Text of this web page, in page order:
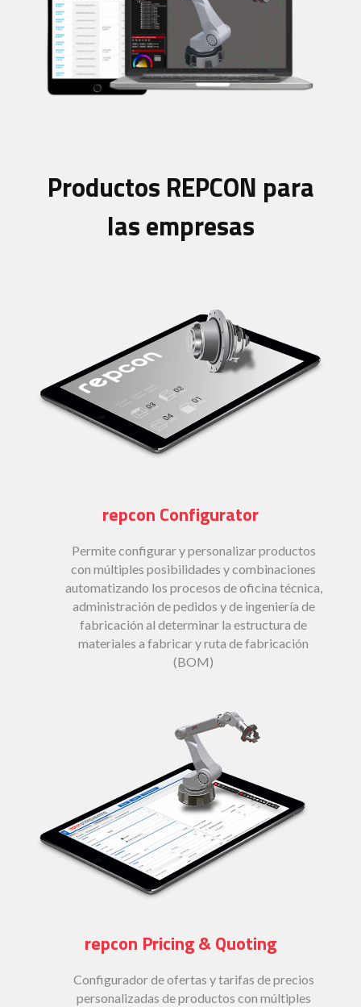
Productos REPCON para
las empresas
repcon Configurator
Permite configurar y personalizar productos
con múltiples posibilidades y combinaciones
automatizando los procesos de oficina técnica,
administración de pedidos y de ingeniería de
fabricación al determinar la estructura de
materiales a fabricar y ruta de fabricación
(BOM)
repcon Pricing & Quoting
Configurador de ofertas y tarifas de precios
personalizadas de productos con múltiples